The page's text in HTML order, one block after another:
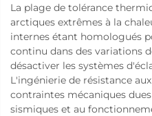
La plage de tolérance
arctiques extrêmes à la
internes étant homologués
continu dans des variations
désactiver les systèmes
L'ingénierie de résistance
contraintes mécaniques
sismiques et au